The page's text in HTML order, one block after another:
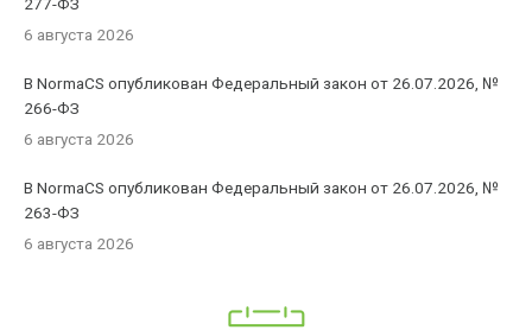
6 августа 2026
В NormaCS опубликован Федеральный закон от 26.07.2026, №
266-ФЗ
6 августа 2026
В NormaCS опубликован Федеральный закон от 26.07.2026, №
263-ФЗ
6 августа 2026